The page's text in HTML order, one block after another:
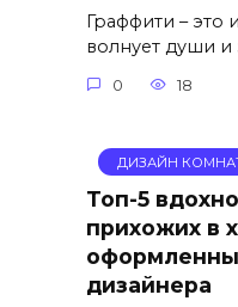
Граффити – это
волнует души и
0 18
ДИЗАЙН
Топ-5
прихожих в
дизайнера